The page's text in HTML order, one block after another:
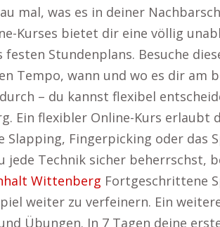
mal, was es in deiner
Kurses bietet dir eine völlig
Stundenplans. Besuche
Tempo, wann und wo es dir am
– du kannst flexibel
Ein flexibler Online-Kurs erlaubt
Slapping, Fingerpicking oder das
Technik sicher beherrschst,
Wittenberg Fortgeschrittene
weiter zu verfeinern. Ein
Übungen. In 7 Tagen deine